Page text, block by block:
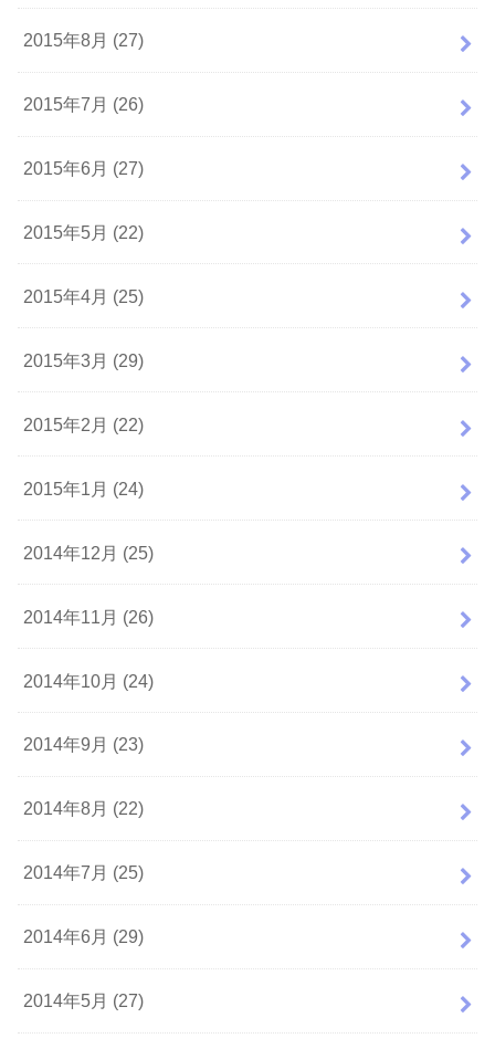
2015年8月 (27)
2015年7月 (26)
2015年6月 (27)
2015年5月 (22)
2015年4月 (25)
2015年3月 (29)
2015年2月 (22)
2015年1月 (24)
2014年12月 (25)
2014年11月 (26)
2014年10月 (24)
2014年9月 (23)
2014年8月 (22)
2014年7月 (25)
2014年6月 (29)
2014年5月 (27)